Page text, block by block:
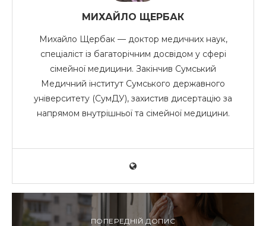
МИХАЙЛО ЩЕРБАК
Михайло Щербак — доктор медичних наук,
спеціаліст із багаторічним досвідом у сфері
сімейної медицини. Закінчив Сумський
Медичний інститут Сумського державного
університету (СумДУ), захистив дисертацію за
напрямом внутрішньої та сімейної медицини.
ПОПЕРЕДНІЙ ДОПИС